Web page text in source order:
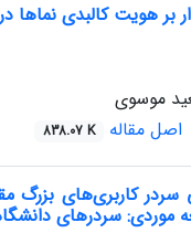
بر هویت کالبدی
موسوی
اصل مقاله 838.07 K
کاربری‌های بزرگ‌
موردی: سردرهای